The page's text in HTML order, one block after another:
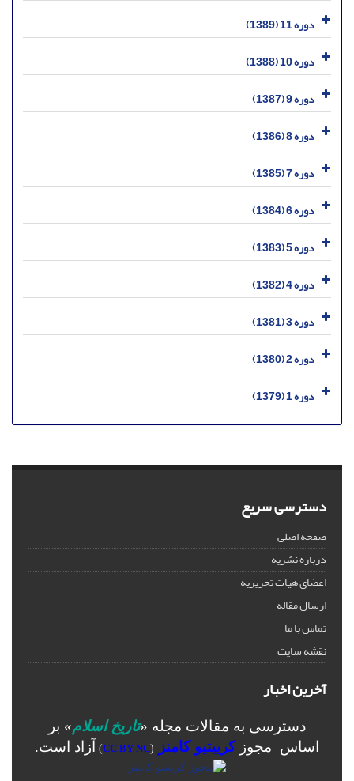
دوره 11 (1389)
دوره 10 (1388)
دوره 9 (1387)
دوره 8 (1386)
دوره 7 (1385)
دوره 6 (1384)
دوره 5 (1383)
دوره 4 (1382)
دوره 3 (1381)
دوره 2 (1380)
دوره 1 (1379)
دسترسی سریع
صفحه اصلی
درباره نشریه
اعضای هیات تحریریه
ارسال مقاله
تماس با ما
نقشه سایت
آخرین اخبار
دسترسی به مقالات مجله «تاریخ اسلام» بر
اساس مجوزکرییتیو کامنز (
CC BY-NC
) آزاد است.